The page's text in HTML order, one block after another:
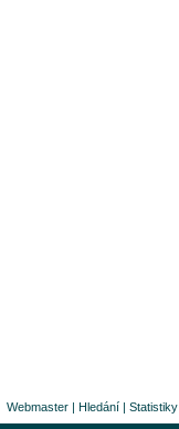
Webmaster | Hledání | Statistiky